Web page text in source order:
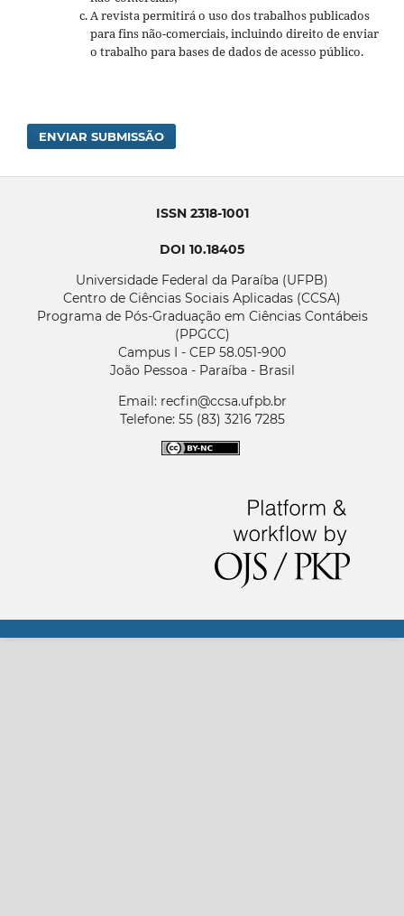
A revista permitirá o uso dos trabalhos publicados
para fins não-comerciais, incluindo direito de enviar
o trabalho para bases de dados de acesso público.
ENVIAR SUBMISSÃO
ISSN 2318-1001
DOI 10.18405
Universidade Federal da Paraíba (UFPB)
Centro de Ciências Sociais Aplicadas (CCSA)
Programa de Pós-Graduação em Ciências Contábeis
(PPGCC)
Campus I - CEP 58.051-900
João Pessoa - Paraíba - Brasil
Email: recfin@ccsa.ufpb.br
Telefone: 55 (83) 3216 7285